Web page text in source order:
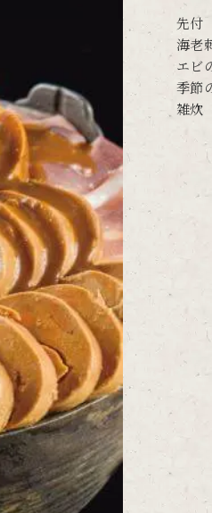
先
海老
エビ
季節
雑炊